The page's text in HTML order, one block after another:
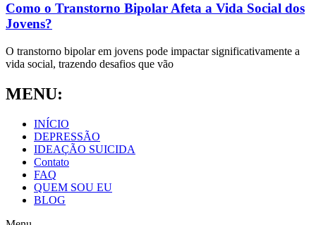
Como o Transtorno Bipolar Afeta a Vida Social dos
Jovens?
O transtorno bipolar em jovens pode impactar significativamente a
vida social, trazendo desafios que vão
MENU:
INÍCIO
DEPRESSÃO
IDEAÇÃO SUICIDA
Contato
FAQ
QUEM SOU EU
BLOG